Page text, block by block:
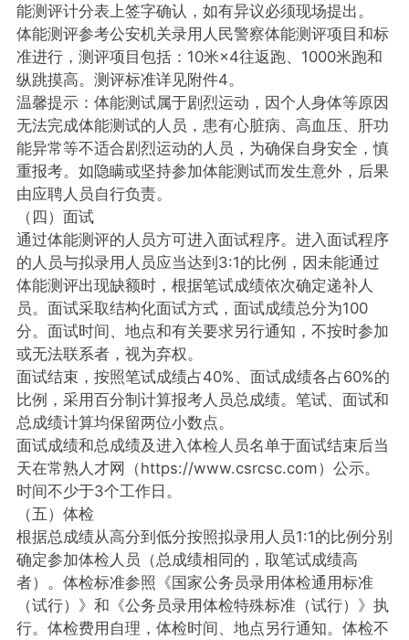
能测评计分表上签字确认，如有异议必须现场提出。
体能测评参考公安机关录用人民警察体能测评项目和标
准进行，测评项目包括：10米×4往返跑、1000米跑和
纵跳摸高。测评标准详见附件4。
温馨提示：体能测试属于剧烈运动，因个人身体等原因
无法完成体能测试的人员，患有心脏病、高血压、肝功
能异常等不适合剧烈运动的人员，为确保自身安全，慎
重报考。如隐瞒或坚持参加体能测试而发生意外，后果
由应聘人员自行负责。
（四）面试
通过体能测评的人员方可进入面试程序。进入面试程序
的人员与拟录用人员应当达到3:1的比例，因未能通过
体能测评出现缺额时，根据笔试成绩依次确定递补人
员。面试采取结构化面试方式，面试成绩总分为100
分。面试时间、地点和有关要求另行通知，不按时参加
或无法联系者，视为弃权。
面试结束，按照笔试成绩占40%、面试成绩各占60%的
比例，采用百分制计算报考人员总成绩。笔试、面试和
总成绩计算均保留两位小数点。
面试成绩和总成绩及进入体检人员名单于面试结束后当
天在常熟人才网（https://www.csrcsc.com）公示。
时间不少于3个工作日。
（五）体检
根据总成绩从高分到低分按照拟录用人员1:1的比例分别
确定参加体检人员（总成绩相同的，取笔试成绩高
者）。体检标准参照《国家公务员录用体检通用标准
（试行）》和《公务员录用体检特殊标准（试行）》执
行。体检费用自理，体检时间、地点另行通知。体检不